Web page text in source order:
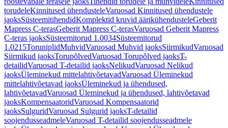
torudeleKinnitused ühendusteleVaruosad Kinnitused ühendustele
jaoksSüsteemitihendidKomplektid kruvid äärikühendusteleGeberit
Mapress C-terasGeberit Mapress C-terasVaruosad Geberit Mapress
C-teras jaoksSüsteemitorud 1.0034Süsteemitorud
1.0215ToruniplidMuhvidVaruosad Muhvid jaoksSiirmikudVaruosad
Siirmikud jaoksTorupõlvedVaruosad Torupõlved jaoksT-
detailidVaruosad T-detailid jaoksNelikudVaruosad Nelikud
jaoksÜleminekud mittelahtivõetavadVaruosad Üleminekud
mittelahtivõetavad jaoksÜleminekud ja ühendused,
lahtivõetavadVaruosad Üleminekud ja ühendused, lahtivõetavad
jaoksKompensaatoridVaruosad Kompensaatorid
jaoksSulguridVaruosad Sulgurid jaoksT-detailid
soojendusseadmeleVaruosad T-detailid soojendusseadmele